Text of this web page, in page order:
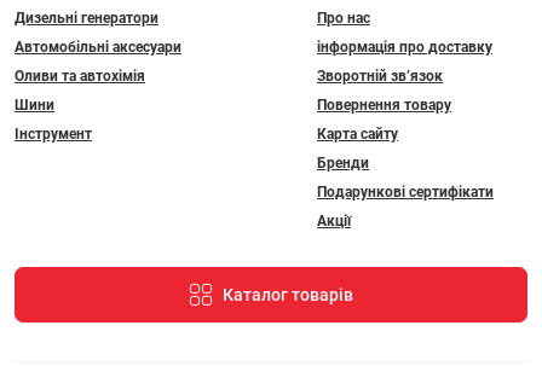
Дизельні генератори
Автомобільні аксесуари
Оливи та автохімія
Шини
Інструмент
Про нас
інформація про доставку
Зворотній зв’язок
Повернення товару
Карта сайту
Бренди
Подарункові сертифікати
Акції
Каталог товарів